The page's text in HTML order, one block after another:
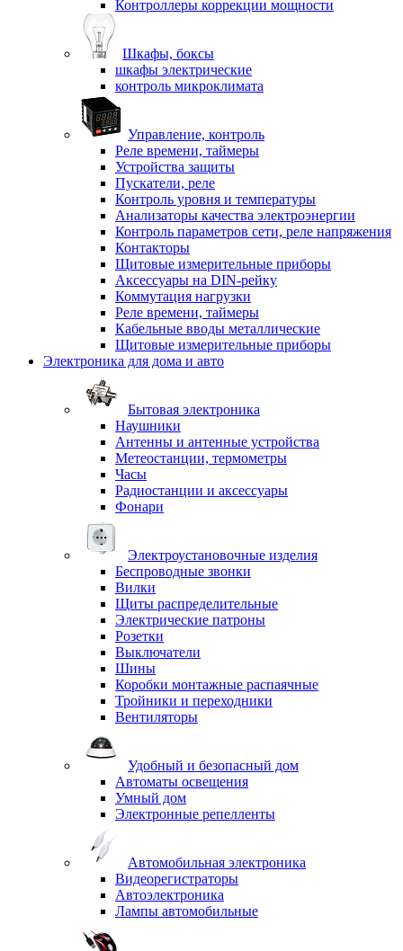
Контроллеры коррекции мощности
Шкафы, боксы
шкафы электрические
контроль микроклимата
Управление, контроль
Реле времени, таймеры
Устройства защиты
Пускатели, реле
Контроль уровня и температуры
Анализаторы качества электроэнергии
Контроль параметров сети, реле напряжения
Контакторы
Щитовые измерительные приборы
Аксессуары на DIN-рейку
Коммутация нагрузки
Реле времени, таймеры
Кабельные вводы металлические
Щитовые измерительные приборы
Электроника для дома и авто
Бытовая электроника
Наушники
Антенны и антенные устройства
Метеостанции, термометры
Часы
Радиостанции и аксессуары
Фонари
Электроустановочные изделия
Беспроводные звонки
Вилки
Щиты распределительные
Электрические патроны
Розетки
Выключатели
Шины
Коробки монтажные распаячные
Тройники и переходники
Вентиляторы
Удобный и безопасный дом
Автоматы освещения
Умный дом
Электронные репелленты
Автомобильная электроника
Видеорегистраторы
Автоэлектроника
Лампы автомобильные